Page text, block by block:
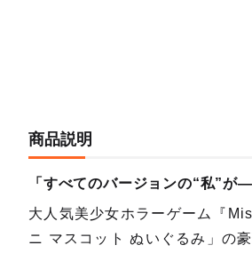
商品説明
「すべてのバージョンの“私”が
大人気美少女ホラーゲーム『
ニ マスコット ぬいぐるみ」の